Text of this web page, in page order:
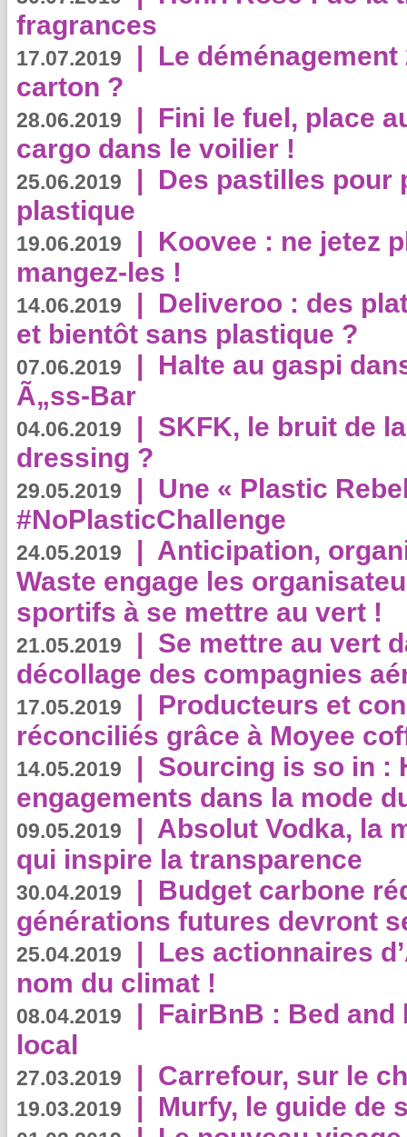
fragrances
17.07.2019 | Le
carton ?
28.06.2019 | Fini le fuel, place
cargo dans le voilier !
25.06.2019 | Des pastilles pour
plastique
19.06.2019 | Koovee : ne jetez
mangez-les !
14.06.2019 | Deliveroo : des
et bientôt sans plastique ?
07.06.2019 | Halte au gaspi
Ã„ss-Bar
04.06.2019 | SKFK, le bruit de
dressing ?
29.05.2019 | Une « Plastic
#NoPlasticChallenge
24.05.2019 | Anticipation,
Waste engage les
sportifs à se mettre au vert !
21.05.2019 | Se mettre au vert
décollage des compagnies
17.05.2019 | Producteurs et
réconciliés grâce à Moyee
14.05.2019 | Sourcing is so in :
engagements dans la mode
09.05.2019 | Absolut Vodka, la
qui inspire la transparence
30.04.2019 | Budget carbone
générations futures devront
25.04.2019 | Les actionnaires
nom du climat !
08.04.2019 | FairBnB : Bed
local
27.03.2019 | Carrefour, sur le
19.03.2019 | Murfy, le guide de